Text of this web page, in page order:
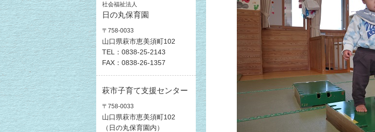
社会福祉法人
日の丸保育園
〒758-0033
山口県萩市恵美須町102
TEL：0838-25-2143
FAX：0838-26-1357
萩市子育て支援センター
〒758-0033
山口県萩市恵美須町102
（日の丸保育園内）